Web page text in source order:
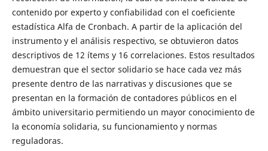
contenido por experto y confiabilidad con el coeficiente
estadística Alfa de Cronbach. A partir de la aplicación del
instrumento y el análisis respectivo, se obtuvieron datos
descriptivos de 12 ítems y 16 correlaciones. Estos resultados
demuestran que el sector solidario se hace cada vez más
presente dentro de las narrativas y discusiones que se
presentan en la formación de contadores públicos en el
ámbito universitario permitiendo un mayor conocimiento de
la economía solidaria, su funcionamiento y normas
reguladoras.